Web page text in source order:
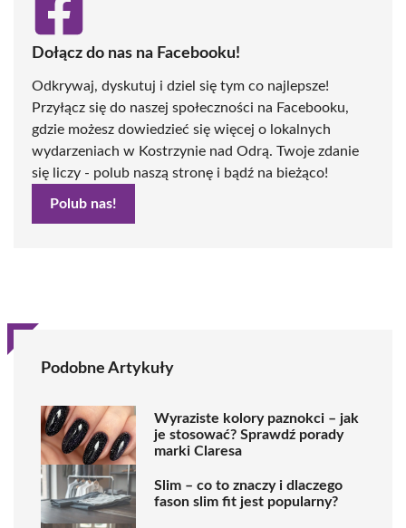
Dołącz do nas na Facebooku!
Odkrywaj, dyskutuj i dziel się tym co najlepsze!
Przyłącz się do naszej społeczności na Facebooku,
gdzie możesz dowiedzieć się więcej o lokalnych
wydarzeniach w Kostrzynie nad Odrą. Twoje zdanie
się liczy - polub naszą stronę i bądź na bieżąco!
Polub nas!
Podobne Artykuły
Wyraziste kolory paznokci – jak
je stosować? Sprawdź porady
marki Claresa
Slim – co to znaczy i dlaczego
fason slim fit jest popularny?